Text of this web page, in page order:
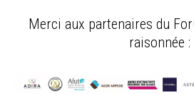
Merci aux partenaires du
raisonnée :